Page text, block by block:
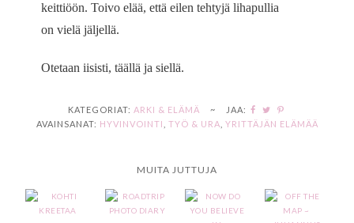
keittiöön. Toivo elää, että eilen tehtyjä lihapullia
on vielä jäljellä.
Otetaan iisisti, täällä ja siellä.
KATEGORIAT: ARKI & ELÄMÄ ~
JAA:
AVAINSANAT: HYVINVOINTI TYÖ & URA YRITTÄJÄN ELÄMÄÄ
MUITA JUTTUJA